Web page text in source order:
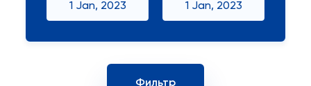
1 Jan, 2023 1 Jan, 2023